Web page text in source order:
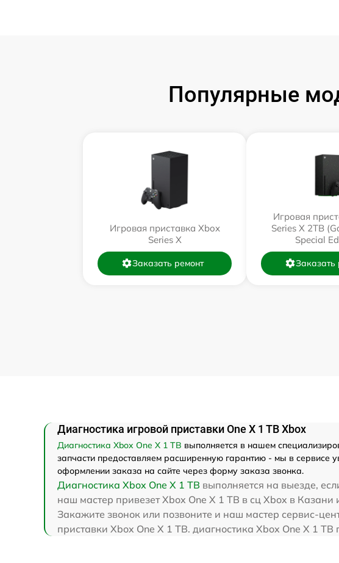
Популярные
Игровая приставка Xbox
Series X
Заказать ремонт
Игровая
Series X 2TB
Special
Заказать
Диагностика игровой приставки One X 1 TB Xbox
Диагностика Xbox One X 1 TB выполняется в нашем
запчасти предоставляем расширенную гарантию - мы в сервисе
оформлении заказа на сайте через форму заказа звонка.
Диагностика Xbox One X 1 TB выполняется на выезде,
наш мастер привезет Xbox One X 1 TB в сц Xbox в Казани
Закажите звонок или позвоните и наш мастер сервис-
приставки Xbox One X 1 TB. диагностика Xbox One X 1